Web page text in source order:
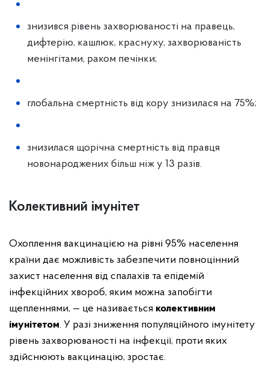
знизився рівень захворюваності на правець,
дифтерію, кашлюк, краснуху, захворюваність
менінгітами, раком печінки;
глобальна смертність від кору знизилася на 75%;
знизилася щорічна смертність від правця
новонароджених більш ніж у 13 разів.
Колективний імунітет
Охоплення вакцинацією на рівні 95% населення
країни дає можливість забезпечити повноцінний
захист населення від спалахів та епідемій
інфекційних хвороб, яким можна запобігти
щепленнями, — це називається колективним
імунітетом. У разі зниження популяційного імунітету
рівень захворюваності на інфекції, проти яких
здійснюють вакцинацію, зростає.